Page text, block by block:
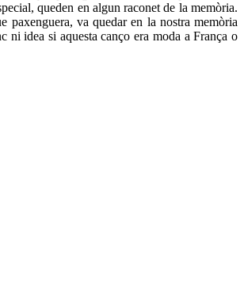
queden en algun raconet de la memòria.
paxenguera, va quedar en la nostra memòria
ni idea si aquesta canço era moda a França o